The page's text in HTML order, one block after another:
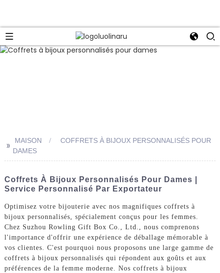
>> MAISON
COFFRETS À BIJOUX PERSONNALISÉS POUR
DAMES
Coffrets À Bijoux Personnalisés Pour Dames |
Service Personnalisé Par Exportateur
Optimisez votre bijouterie avec nos magnifiques coffrets à
bijoux personnalisés, spécialement conçus pour les femmes.
Chez Suzhou Rowling Gift Box Co., Ltd., nous comprenons
l'importance d'offrir une expérience de déballage mémorable à
vos clientes. C'est pourquoi nous proposons une large gamme de
coffrets à bijoux personnalisés qui répondent aux goûts et aux
préférences de la femme moderne. Nos coffrets à bijoux